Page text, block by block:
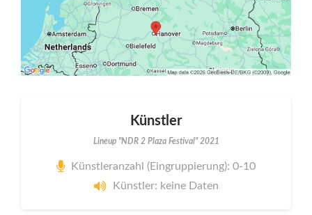
Künstler
Lineup "NDR 2 Plaza Festival" 2021
Künstleranzahl (Eingruppierung): 0-10
Künstler: keine Daten